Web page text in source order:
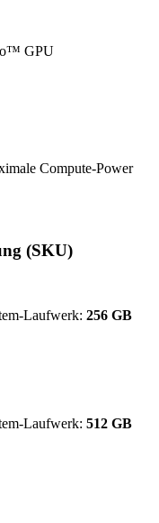
GPU
Compute-Power
(SKU)
Laufwerk: 256 GB
Laufwerk: 512 GB